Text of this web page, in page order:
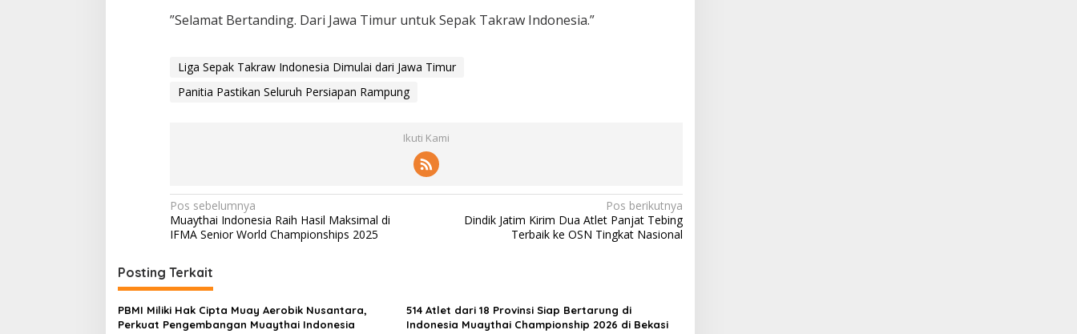
‎”Selamat Bertanding. Dari Jawa Timur untuk Sepak Takraw Indonesia.”
Liga Sepak Takraw Indonesia Dimulai dari Jawa Timur
Panitia Pastikan Seluruh Persiapan Rampung
Ikuti Kami
N
a
i
g
a
Pos sebelumnya
Muaythai Indonesia Raih Hasil Maksimal di
IFMA Senior World Championships 2025
Pos berikutnya
Dindik Jatim Kirim Dua Atlet Panjat Tebing
Terbaik ke OSN Tingkat Nasional
Posting Terkait
PBMI Miliki Hak Cipta Muay Aerobik Nusantara,
Perkuat Pengembangan Muaythai Indonesia
514 Atlet dari 18 Provinsi Siap Bertarung di
Indonesia Muaythai Championship 2026 di Bekasi